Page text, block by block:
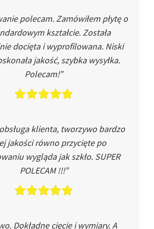
polecam. Zamówiłem płytę o
kształcie. Została
docięta i wyprofilowana. Niski
jakość, szybka wysyłka.
Polecam!”
klienta, tworzywo bardzo
jakości równo przycięte po
wygląda jak szkło. SUPER
POLECAM !!!”
Dokładne cięcie i wymiary. A